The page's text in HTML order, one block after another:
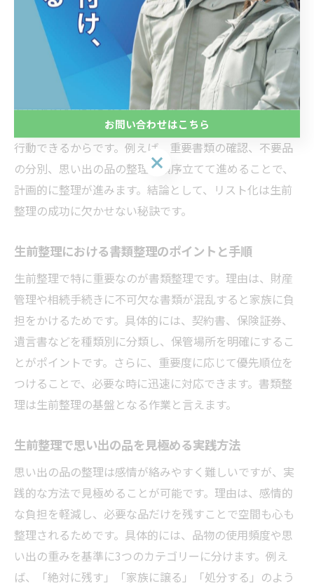
生前整理のやることリストで迷わず進める秘訣
生前整理をスムーズに進めるためには、やることリスト
を作成し段階的に取り組むことが重要です。理由は、具
体的な項目を明確にすることで、迷いを減らし効率的に
行動できるからです。例えば、重要書類の確認、不要品
の分別、思い出の品の整理を順序立てて進めることで、
計画的に整理が進みます。結論として、リスト化は生前
整理の成功に欠かせない秘訣です。
生前整理における書類整理のポイントと手順
生前整理で特に重要なのが書類整理です。理由は、財産
管理や相続手続きに不可欠な書類が混乱すると家族に負
担をかけるためです。具体的には、契約書、保険証券、
遺言書などを種類別に分類し、保管場所を明確にするこ
とがポイントです。さらに、重要度に応じて優先順位を
つけることで、必要な時に迅速に対応できます。書類整
理は生前整理の基盤となる作業と言えます。
生前整理で思い出の品を見極める実践方法
思い出の品の整理は感情が絡みやすく難しいですが、実
践的な方法で見極めることが可能です。理由は、感情的
な負担を軽減し、必要な品だけを残すことで空間も心も
整理されるためです。具体的には、品物の使用頻度や思
い出の重みを基準に3つのカテゴリーに分けます。例え
ば、「絶対に残す」「家族に譲る」「処分する」のよう
お問い合わせはこちら
お問い合わせはこちら